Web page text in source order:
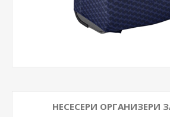
НЕСЕСЕРИ ОРГАНИЗЕРИ